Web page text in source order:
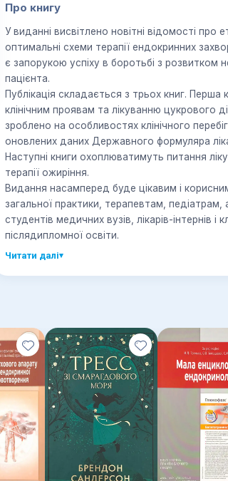
Про книгу
У виданні висвітлено новітні відомості про
оптимальні схеми терапії ендокринних
є запорукою успіху в боротьбі з розвитком
пацієнта.
Публікація складається з трьох книг.
клінічним проявам та лікуванню цукрового
зроблено на особливостях клінічного
оновлених даних Державного
Наступні книги охоплюватимуть питання
терапії ожиріння.
Видання насамперед буде цікавим і
загальної практики, терапевтам,
студентів медичних вузів, лікарів-інтернів і
післядипломної освіти.
Читати далі▾